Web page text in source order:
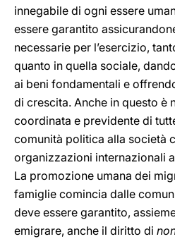
innegabile di ogni essere
essere garantito
necessarie per l’esercizio,
quanto in quella sociale,
ai beni fondamentali e
di crescita. Anche in questo è
coordinata e previdente di
comunità politica alla società
organizzazioni internazionali
La promozione umana dei
famiglie comincia dalle
deve essere garantito,
emigrare, anche il diritto di